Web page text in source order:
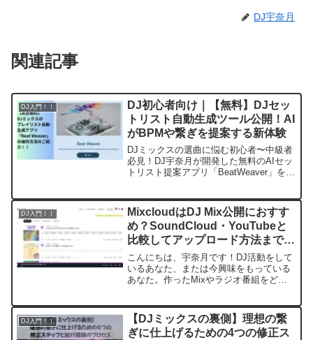
DJ宇奈月
関連記事
DJ入門！！
DJ初心者向け｜【無料】DJセッ
トリスト自動生成ツール公開！AI
がBPMや繋ぎを提案する新体験
DJミックスの選曲に悩む初心者〜中級者
必見！DJ宇奈月が開発した無料のAIセッ
トリスト提案アプリ「BeatWeaver」を紹
きリストを最短1分で自動生成。
DJ入門！！
MixcloudはDJ Mix公開におすす
め？SoundCloud・YouTubeと
比較してアップロード方法まで徹
底解説！
こんにちは、宇奈月です！DJ活動をして
いるあなた、または今興味をもっている
あなた。作ったMixやラジオ番組をどこ
にアップしてる」という方がいたら、非
常に...
DJ入門！！
【DJミックスの裏側】理想の繋
ぎに仕上げるための4つの修正ス